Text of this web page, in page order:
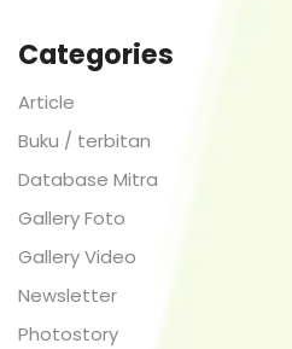
Categories
Article
Buku / terbitan
Database Mitra
Gallery Foto
Gallery Video
Newsletter
Photostory